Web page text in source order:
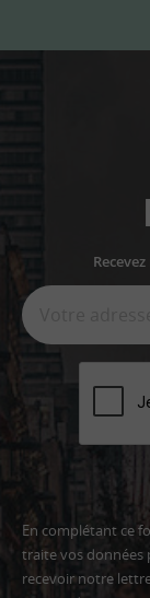
En complétant ce
traite vos données
recevoir notre